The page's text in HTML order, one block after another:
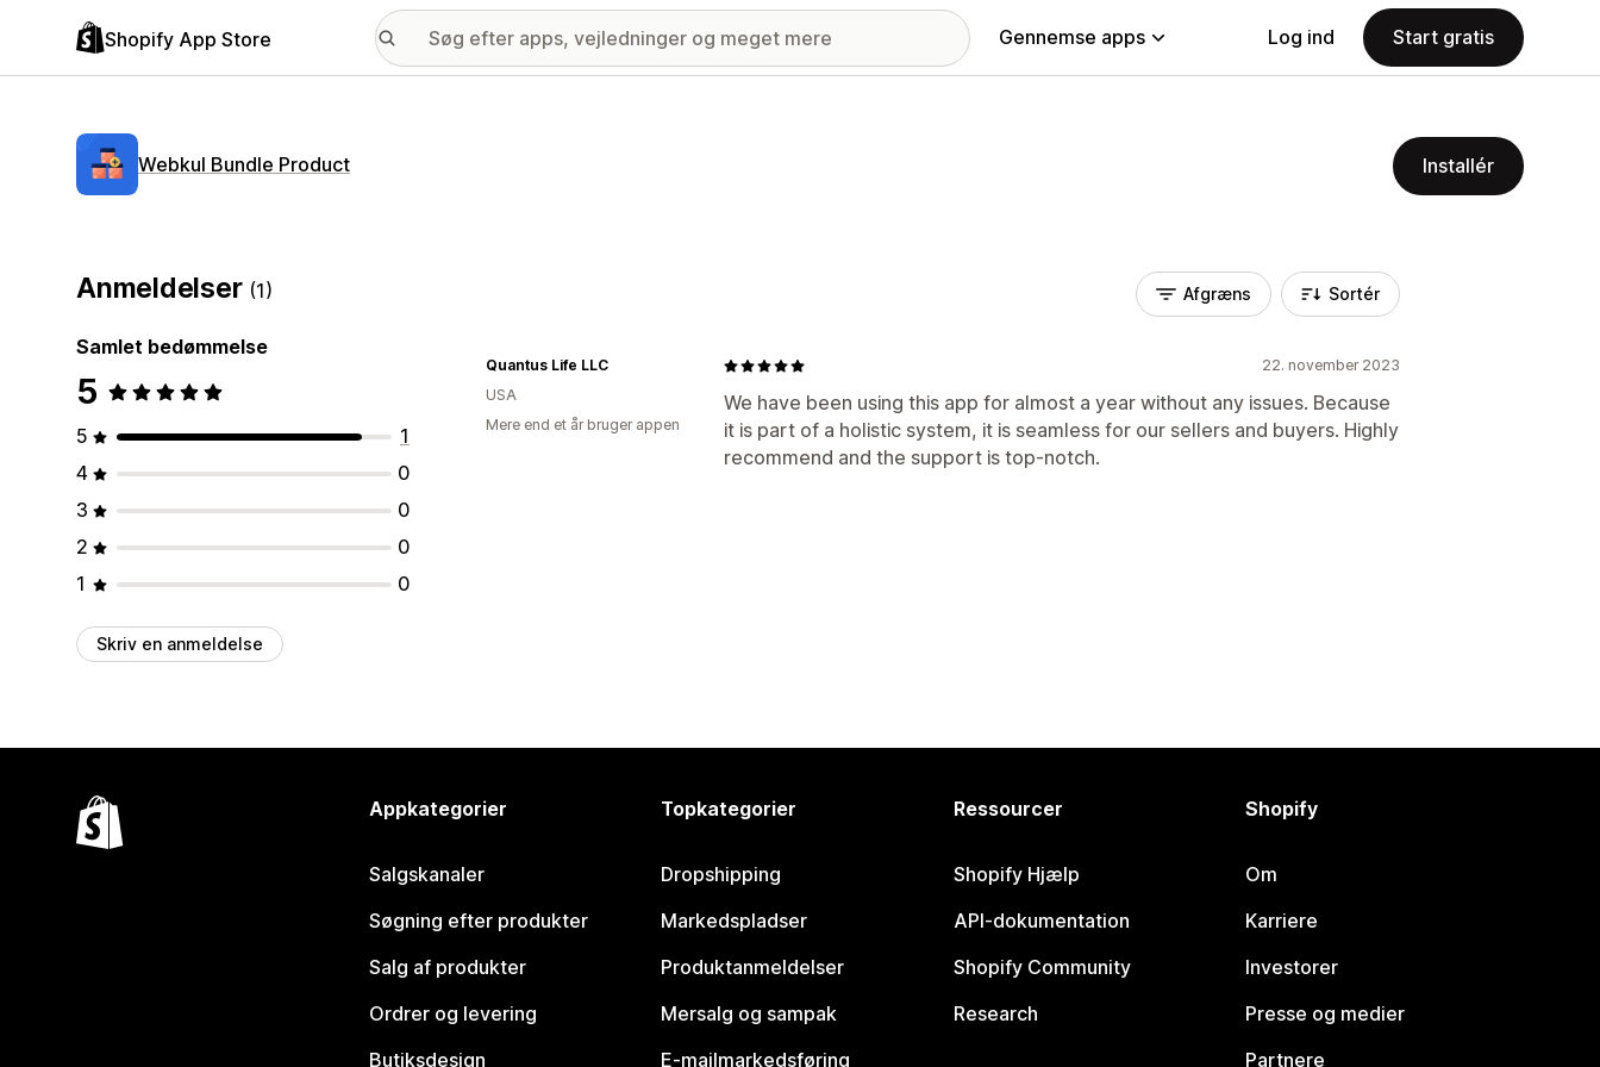
Shopify App Store Gennemse apps Log ind Start gratis
Webkul Bundle Product Installér
Anmeldelser (1)
Samlet bedømmelse
5
5
1
4
0
3
0
2
0
1
0
Skriv en anmeldelse
Afgræns Sortér
22. november 2023
We have been using this app for almost a year without any issues. Because
it is part of a holistic system, it is seamless for our sellers and buyers. Highly
recommend and the support is top-notch.
Quantus Life LLC
USA
Mere end et år bruger appen
Appkategorier
Salgskanaler
Søgning efter produkter
Salg af produkter
Ordrer og levering
Butiksdesign
Topkategorier
Dropshipping
Markedspladser
Produktanmeldelser
Mersalg og sampak
E-mailmarkedsføring
Ressourcer
Shopify Hjælp
API-dokumentation
Shopify Community
Research
Shopify
Om
Karriere
Investorer
Presse og medier
Partnere